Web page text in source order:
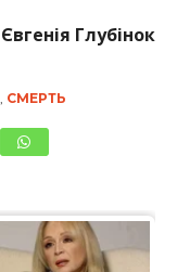
Євгенія Глубінок
СМЕРТЬ